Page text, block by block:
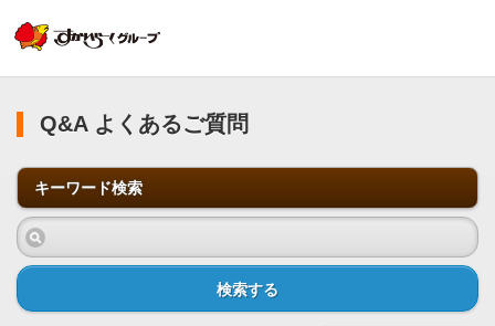
Q&A よくあるご質問
キーワード検索
検索する